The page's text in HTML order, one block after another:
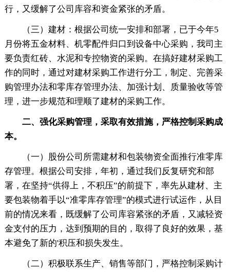
行，又缓解了公司库容和资金紧张的矛盾。
（三）建材：根据公司统一安排和部署，已于今年5
月份将五金材料、机零配件归口到设备中心采购，我司主
要负责红砖、水泥和专控物资的采购。在搞好建材采购工
作的同时，通过对建材采购工作进行分工，制定、完善采
购管理办法和零库存管理办法、加强计划、质量验收等管
理，进一步规范和理顺了建材的采购工作。
二、强化采购管理，采取有效措施，严格控制采购成
本。
（一）股份公司所需建材和包装物资全面推行准零库
存管理。根据公司安排，年初，通过我们反复研究和部
署，在坚持“供得上，不积压”的前提下，率先从建材、主
要包装物着手以“准零库存管理”的模式进行试运作，从目
前的情况来看，既缓解了公司库容紧张的矛盾，又减轻资
金支付的压力，达到预期的目的，取得了良好的效果，基
本避免了新的'积压和损失发生。
（二）积极联系生产、销售等部门，严格控制采购计